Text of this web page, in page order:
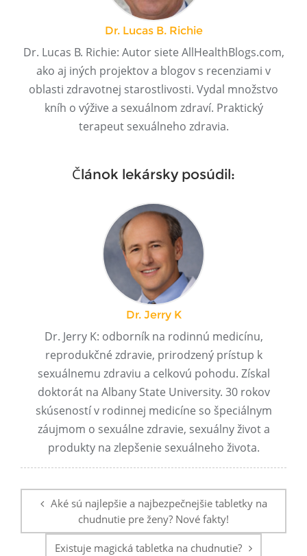
Dr. Lucas B. Richie
Dr. Lucas B. Richie: Autor siete AllHealthBlogs.com,
ako aj iných projektov a blogov s recenziami v
oblasti zdravotnej starostlivosti. Vydal množstvo
kníh o výžive a sexuálnom zdraví. Praktický
terapeut sexuálneho zdravia.
Článok lekársky posúdil:
Dr. Jerry K
Dr. Jerry K: odborník na rodinnú medicínu,
reprodukčné zdravie, prirodzený prístup k
sexuálnemu zdraviu a celkovú pohodu. Získal
doktorát na Albany State University. 30 rokov
skúseností v rodinnej medicíne so špeciálnym
záujmom o sexuálne zdravie, sexuálny život a
produkty na zlepšenie sexuálneho života.
príspevku
Aké sú najlepšie a najbezpečnejšie tabletky na
chudnutie pre ženy? Nové fakty!
Existuje magická tabletka na chudnutie?